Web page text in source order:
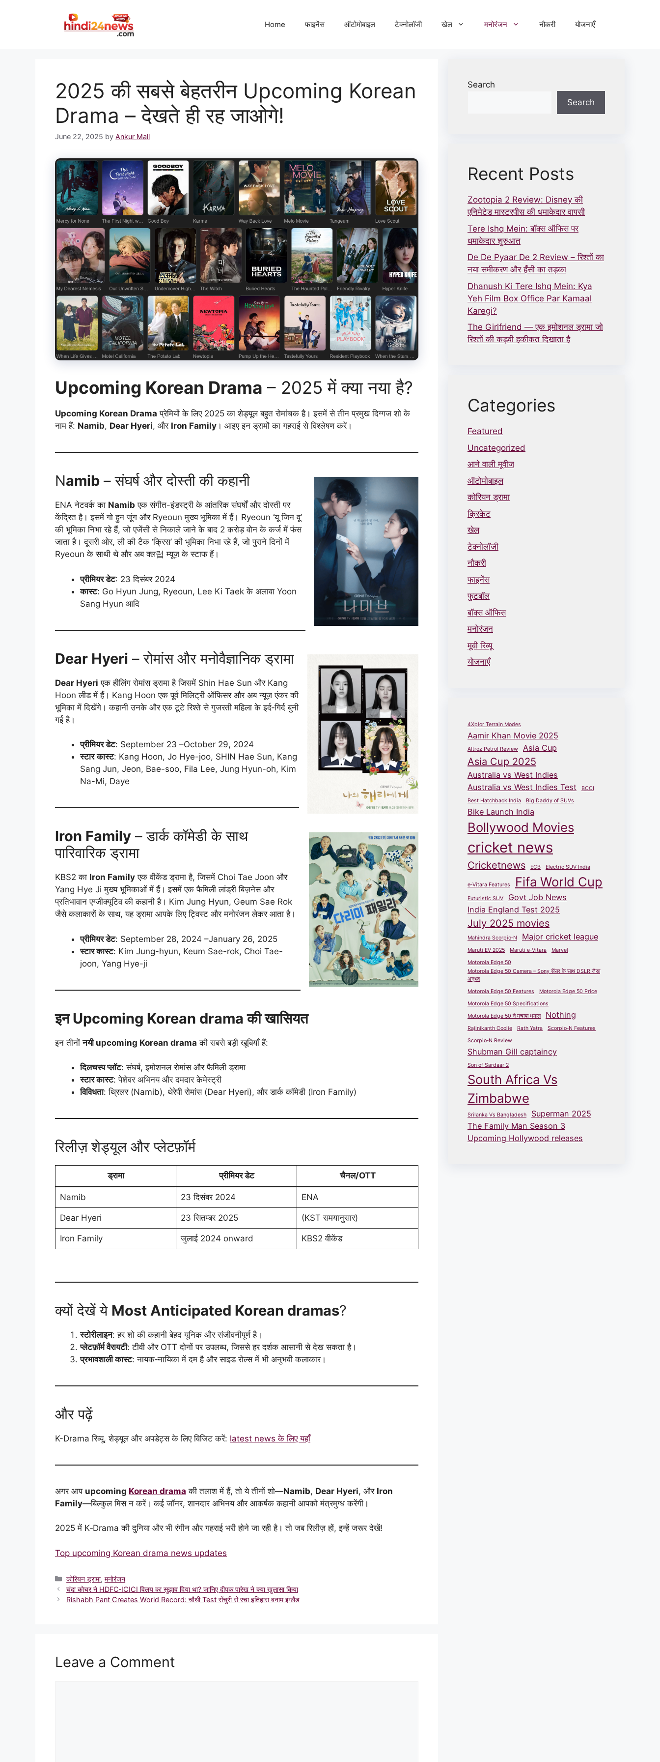
Home फाइनेंस ऑटोमोबाइल टेक्नोलॉजी खेल मनोरंजन नौकरी योजनाएँ
2025 की सबसे बेहतरीन Upcoming Korean
Drama – देखते ही रह जाओगे!
June 22, 2025 by Ankur Mall
Upcoming Korean Drama – 2025 में क्या नया है?
Upcoming Korean Drama प्रेमियों के लिए 2025 का शेड्यूल बहुत रोमांचक है। इसमें से तीन प्रमुख दिग्गज शो के
नाम हैं: Namib, Dear Hyeri, और Iron Family । आइए इन ड्रामों का गहराई से विश्लेषण करें।
Namib – संघर्ष और दोस्ती की कहानी
ENA नेटवर्क का Namib एक संगीत-इंडस्ट्री के आंतरिक संघर्षों और दोस्ती पर
केंद्रित है। इसमें गो हुन जूंग और Ryeoun मुख्य भूमिका में हैं। Ryeoun ‘यू जिन वू’
की भूमिका निभा रहे हैं, जो एजेंसी से निकाले जाने के बाद 2 करोड़ वोन के कर्ज में फंस
जाता है। दूसरी ओर, ली की टैक ‘क्रिस’ की भूमिका निभा रहे हैं, जो पुराने दिनों में
Ryeoun के साथी थे और अब क्ल럽 म्यूज़ के स्टाफ हैं।
प्रीमियर डेट: 23 दिसंबर 2024
कास्ट: Go Hyun Jung, Ryeoun, Lee Ki Taek के अलावा Yoon
Sang Hyun आदि
Dear Hyeri – रोमांस और मनोवैज्ञानिक ड्रामा
Dear Hyeri एक हीलिंग रोमांस ड्रामा है जिसमें Shin Hae Sun और Kang
Hoon लीड में हैं। Kang Hoon एक पूर्व मिलिट्री ऑफिसर और अब न्यूज़ एंकर की
भूमिका में दिखेंगे। कहानी उनके और एक टूटे रिश्ते से गुजरती महिला के इर्द‑गिर्द बुनी
गई है।
प्रीमियर डेट: September 23 –October 29, 2024
स्टार कास्ट: Kang Hoon, Jo Hye-joo, SHIN Hae Sun, Kang
Sang Jun, Jeon, Bae-soo, Fila Lee, Jung Hyun-oh, Kim
Na-Mi, Daye
Iron Family – डार्क कॉमेडी के साथ
पारिवारिक ड्रामा
KBS2 का Iron Family एक वीकेंड ड्रामा है, जिसमें Choi Tae Joon और
Yang Hye Ji मुख्य भूमिकाओं में हैं। इसमें एक फैमिली लांड्री बिज़नेस और
प्रतिभावान एग्जीक्यूटिव की कहानी है। Kim Jung Hyun, Geum Sae Rok
जैसे कलाकारों के साथ, यह ड्रामा आपके लिए ट्विस्ट और मनोरंजन लेकर आता है।
प्रीमियर डेट: September 28, 2024 –January 26, 2025
स्टार कास्ट: Kim Jung-hyun, Keum Sae-rok, Choi Tae-
joon, Yang Hye-ji
इन Upcoming Korean drama की खासियत
इन तीनोंनयी upcoming Korean drama की सबसे बड़ी खूबियाँ हैं:
दिलचस्प प्लॉट: संघर्ष, इमोशनल रोमांस और फैमिली ड्रामा
स्टार कास्ट: पेशेवर अभिनय और दमदार केमेस्ट्री
विविधता: थ्रिलर (Namib), थेरेपी रोमांस (Dear Hyeri), और डार्क कॉमेडी (Iron Family)
रिलीज़ शेड्यूल और प्लेटफ़ॉर्म
ड्रामा प्रीमियर डेट चैनल/OTT
Namib 23 दिसंबर 2024 ENA
Dear Hyeri 23 सितम्बर 2025 (KST समयानुसार)
Iron Family जुलाई 2024 onward KBS2 वीकेंड
क्यों देखें ये Most Anticipated Korean dramas?
स्टोरीलाइन: हर शो की कहानी बेहद यूनिक और संजीवनीपूर्ण है।
प्लेटफ़ॉर्म वैरायटी: टीवी और OTT दोनों पर उपलब्ध, जिससे हर दर्शक आसानी से देख सकता है।
प्रभावशाली कास्ट: नायक‑नायिका में दम है और साइड रोल्स में भी अनुभवी कलाकार।
और पढ़ें
K-Drama रिव्यू, शेड्यूल और अपडेट्स के लिए विजिट करें: latest news के लिए यहाँ
अगर आप upcoming Korean drama की तलाश में हैं, तो ये तीनों शो—Namib, Dear Hyeri, और Iron
Family—बिल्कुल मिस न करें। कई जॉनर, शानदार अभिनय और आकर्षक कहानी आपको मंत्रमुग्ध करेंगी।
2025 में K‑Drama की दुनिया और भी रंगीन और गहराई भरी होने जा रही है। तो जब रिलीज़ हों, इन्हें जरूर देखें!
Top upcoming Korean drama news updates
Categories
कोरियन ड्रामा,मनोरंजन
चंदा कोचर ने HDFC‑ICICI विलय का सुझाव दिया था? जानिए दीपक पारेख ने क्या खुलासा किया
Rishabh Pant Creates World Record: चौथी Test सेंचुरी से रचा इतिहास बनाम इंग्लैंड
Leave a Comment
Search
Search
Recent Posts
Zootopia 2 Review: Disney की
एनिमेटेड मास्टरपीस की धमाकेदार वापसी
Tere Ishq Mein: बॉक्स ऑफिस पर
धमाकेदार शुरुआत
De De Pyaar De 2 Review – रिश्तों का
नया समीकरण और हँसी का तड़का
Dhanush Ki Tere Ishq Mein: Kya
Yeh Film Box Office Par Kamaal
Karegi?
The Girlfriend — एक इमोशनल ड्रामा जो
रिश्तों की कड़वी हकीकत दिखाता है
Categories
Featured
Uncategorized
आने वाली मूवीज
ऑटोमोबाइल
कोरियन ड्रामा
क्रिकेट
खेल
टेक्नोलॉजी
नौकरी
फाइनेंस
फुटबॉल
बॉक्स ऑफिस
मनोरंजन
मूवी रिव्यू
योजनाएँ
4Xplor Terrain Modes
Aamir Khan Movie 2025
Altroz Petrol Review Asia Cup
Asia Cup 2025
Australia vs West Indies
Australia vs West Indies Test
BCCI
Best Hatchback India
Big Daddy of SUVs
Bike Launch India
Bollywood Movies
cricket news
Cricketnews ECB Electric SUV India
e‑Vitara Features Fifa World Cup
Futuristic SUV
Govt Job News
India England Test 2025
July 2025 movies
Mahindra Scorpio‑N Major cricket league
Maruti EV 2025 Maruti e‑Vitara
Marvel
Motorola Edge 50
Motorola Edge 50 Camera – Sony सेंसर के साथ DSLR जैसा
अनुभव
Motorola Edge 50 Features
Motorola Edge 50 Price
Motorola Edge 50 Specifications
Motorola Edge 50 ने मचाया धमाल
Nothing
Rajinikanth Coolie Rath Yatra
Scorpio‑N Features
Scorpio‑N Review
Shubman Gill captaincy
Son of Sardaar 2
South Africa Vs
Zimbabwe
Srilanka Vs Bangladesh
Superman 2025
The Family Man Season 3
Upcoming Hollywood releases